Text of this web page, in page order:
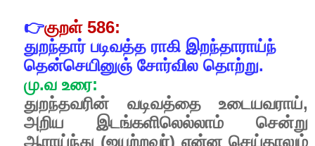
👉குறள்586:
துறந்தார் படிவத்த ராகி இறந்தாராய்ந்
தென்செயினுஞ் சோர்வில தொற்று.
மு.வ உரை:
துறந்தவரின்
வடிவத்தை உடையவராய்,
அறிய
இடங்களிலெல்லாம்
சென்று
ஆராய்ந்து (ஐயுற்றவர்) என்ன செய்தாலும்